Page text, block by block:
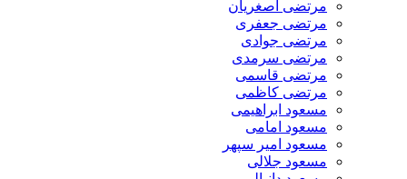
مرتضی اصغریان
مرتضی جعفری
مرتضی جوادی
مرتضی سرمدی
مرتضی قاسمی
مرتضی کاظمی
مسعود ابراهیمی
مسعود امامی
مسعود امیر سپهر
مسعود جلالی